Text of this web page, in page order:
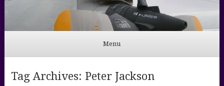
Menu
Tag Archives: Peter Jackson